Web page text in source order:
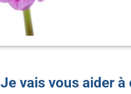
Je vais vous aider à